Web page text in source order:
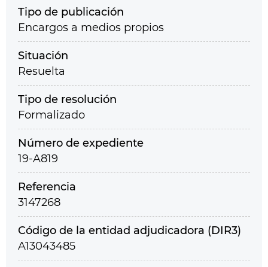
Tipo de publicación
Encargos a medios propios
Situación
Resuelta
Tipo de resolución
Formalizado
Número de expediente
19-A819
Referencia
3147268
Código de la entidad adjudicadora (DIR3)
A13043485